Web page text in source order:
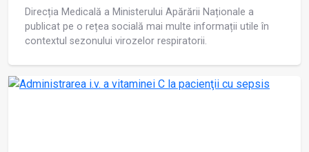
Direcția Medicală a Ministerului Apărării Naționale a
publicat pe o rețea socială mai multe informații utile în
contextul sezonului virozelor respiratorii.